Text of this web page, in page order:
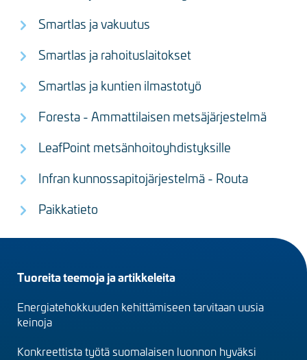
Smartlas ja vakuutus
Smartlas ja rahoituslaitokset
Smartlas ja kuntien ilmastotyö
Foresta - Ammattilaisen metsäjärjestelmä
LeafPoint metsänhoitoyhdistyksille
Infran kunnossapitojärjestelmä - Routa
Paikkatieto
Footer
menu
(fi)
Tuoreita teemoja ja artikkeleita
Energiatehokkuuden kehittämiseen tarvitaan uusia
keinoja
Konkreettista työtä suomalaisen luonnon hyväksi